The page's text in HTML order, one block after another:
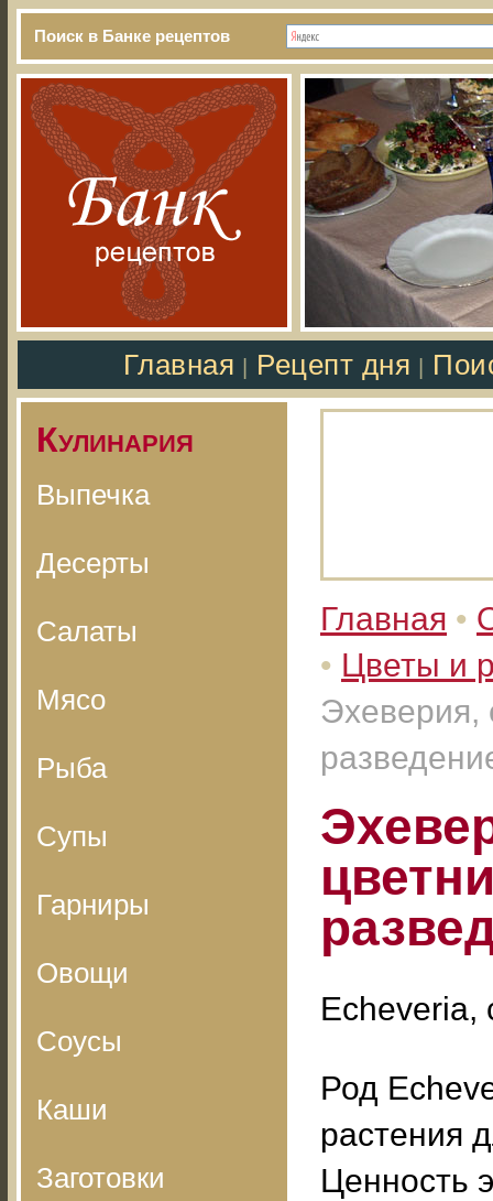
Поиск в Банке рецептов
Главная Рецепт дня
Кулинария
Выпечка
Десерты
Салаты
Мясо
Рыба
Супы
Гарниры
Овощи
Соусы
Каши
Заготовки
Главная •
• Цветы и
Эхеверия,
Echeveria,
Род
растения
Ценность